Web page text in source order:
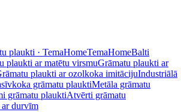
plaukti · TemaHomeTemaHomeBalti
plaukti ar matētu virsmuGrāmatu plaukti ar
plaukti ar ozolkoka imitācijuIndustriālā
grāmatu plauktiMetāla grāmatu
grāmatu plauktiAtvērti grāmatu
durvīm